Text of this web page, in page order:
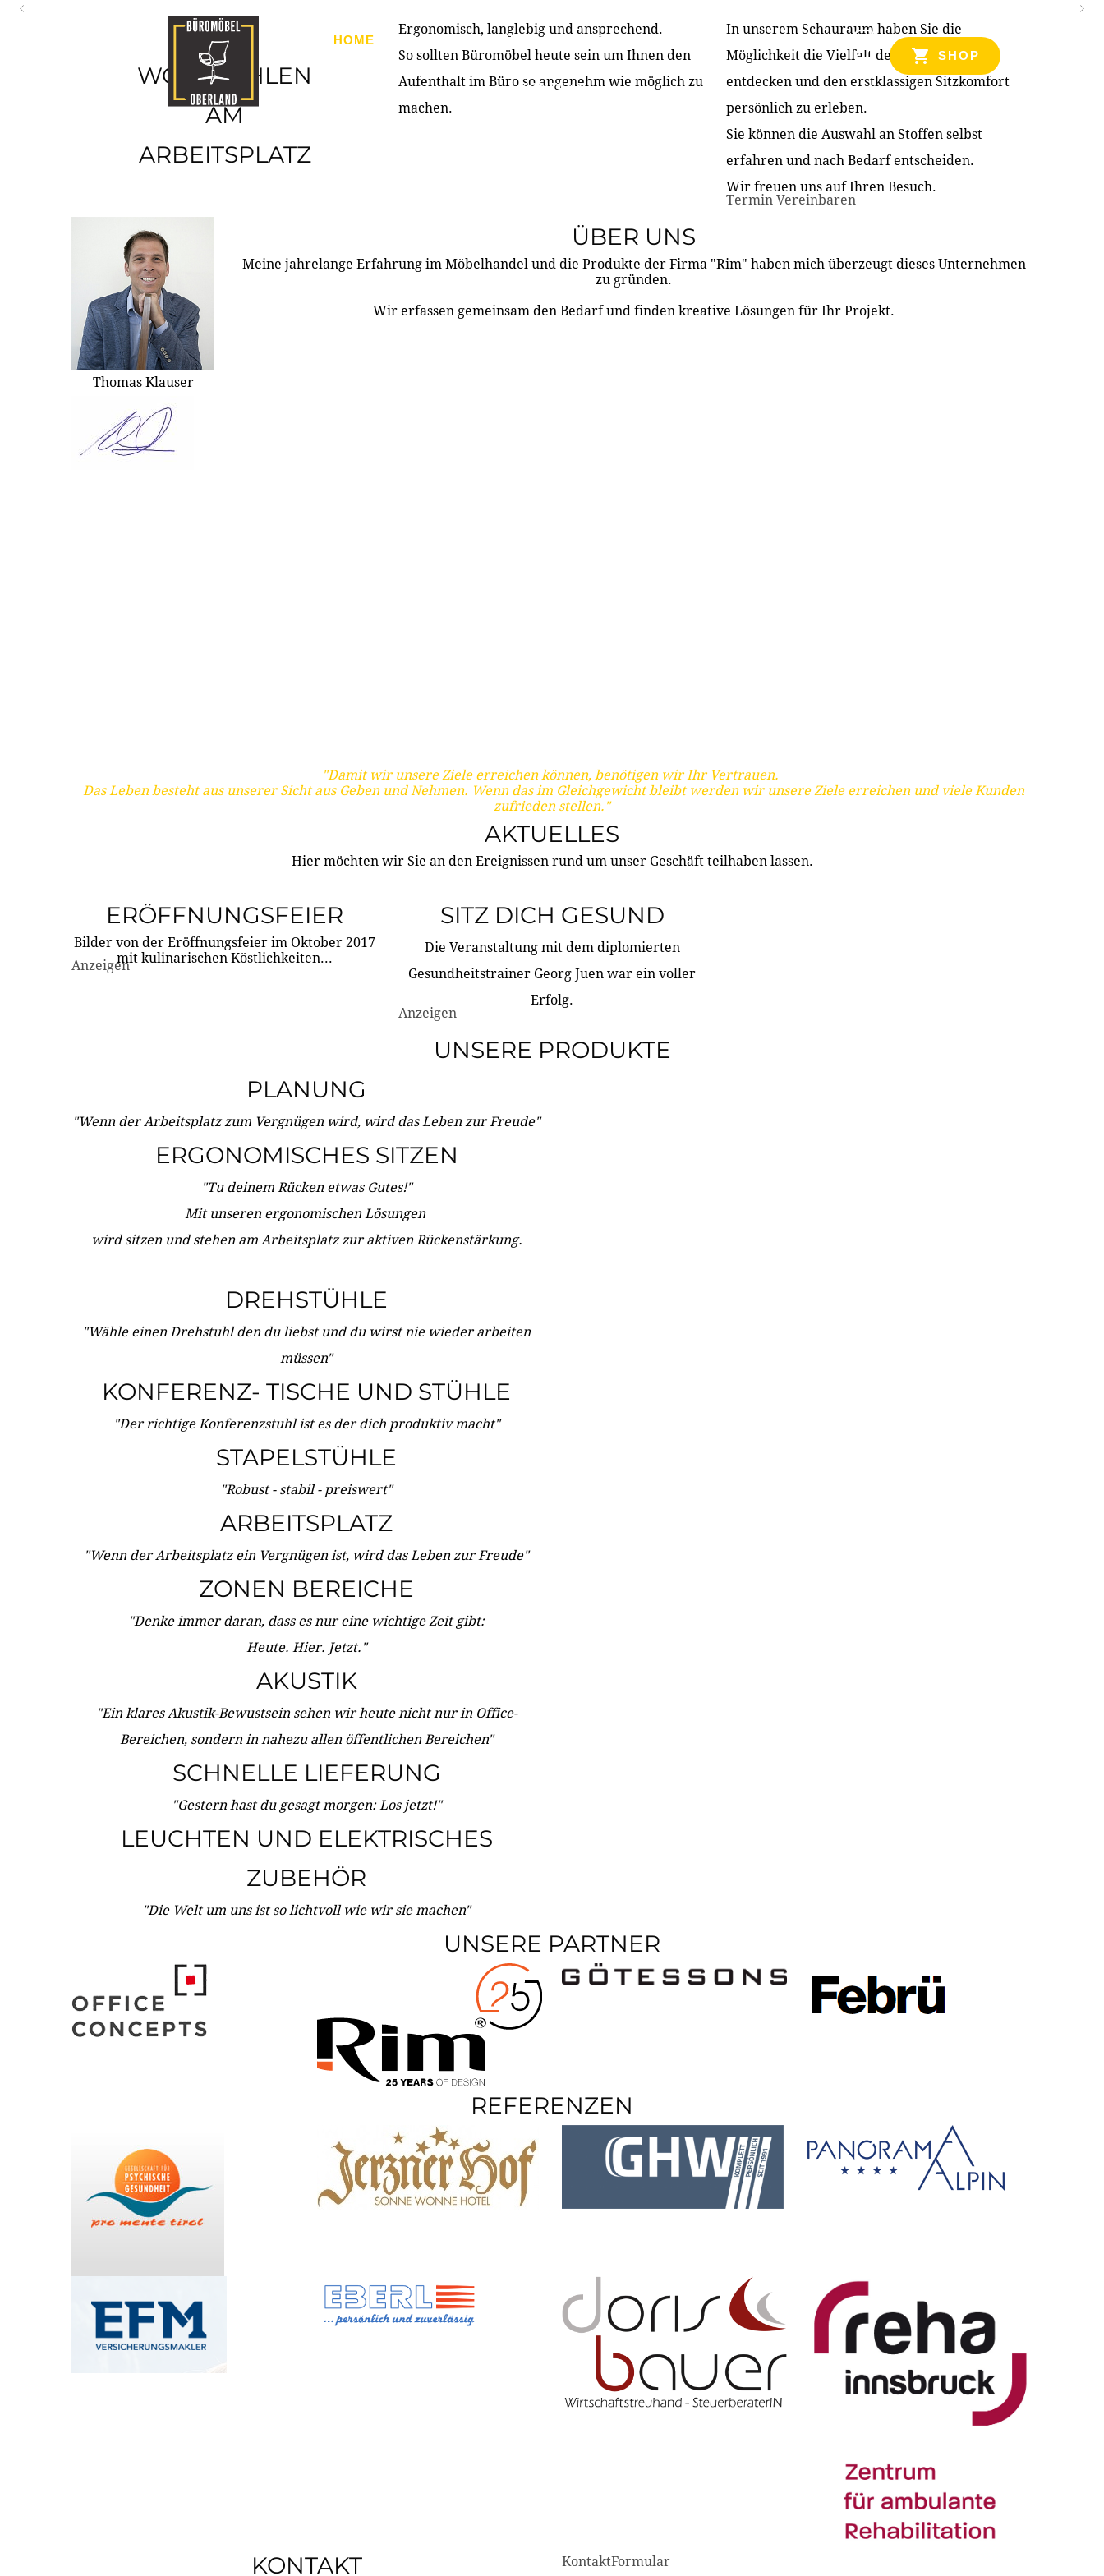
HOME PRODUKTE ÜBER UNS PARTNER & REFERENZEN
KONTAKT
SHOP
WOHLFÜHLEN
AM
ARBEITSPLATZ
Ergonomisch, langlebig und ansprechend.
So sollten Büromöbel heute sein um Ihnen den
Aufenthalt im Büro so angenehm wie möglich zu
machen.
In unserem Schauraum haben Sie die
Möglichkeit die Vielfalt der Produkte zu
entdecken und den erstklassigen Sitzkomfort
persönlich zu erleben.
Sie können die Auswahl an Stoffen selbst
erfahren und nach Bedarf entscheiden.
Wir freuen uns auf Ihren Besuch.
Termin Vereinbaren
Thomas Klauser
ÜBER UNS
Meine jahrelange Erfahrung im Möbelhandel und die Produkte der Firma "Rim" haben mich überzeugt dieses Unternehmen
zu gründen.
Wir erfassen gemeinsam den Bedarf und finden kreative Lösungen für Ihr Projekt.
"Damit wir unsere Ziele erreichen können, benötigen wir Ihr Vertrauen.
Das Leben besteht aus unserer Sicht aus Geben und Nehmen. Wenn das im Gleichgewicht bleibt werden wir unsere Ziele erreichen und viele Kunden
zufrieden stellen."
AKTUELLES
Hier möchten wir Sie an den Ereignissen rund um unser Geschäft teilhaben lassen.
ERÖFFNUNGSFEIER
Bilder von der Eröffnungsfeier im Oktober 2017
mit kulinarischen Köstlichkeiten...
Anzeigen
SITZ DICH GESUND
Die Veranstaltung mit dem diplomierten
Gesundheitstrainer Georg Juen war ein voller
Erfolg.
Anzeigen
UNSERE PRODUKTE
PLANUNG
"Wenn der Arbeitsplatz zum Vergnügen wird, wird das Leben zur Freude"
ERGONOMISCHES SITZEN
"Tu deinem Rücken etwas Gutes!"
Mit unseren ergonomischen Lösungen
wird sitzen und stehen am Arbeitsplatz zur aktiven Rückenstärkung.
DREHSTÜHLE
"Wähle einen Drehstuhl den du liebst und du wirst nie wieder arbeiten
müssen"
KONFERENZ- TISCHE UND STÜHLE
"Der richtige Konferenzstuhl ist es der dich produktiv macht"
STAPELSTÜHLE
"Robust - stabil - preiswert"
ARBEITSPLATZ
"Wenn der Arbeitsplatz ein Vergnügen ist, wird das Leben zur Freude"
ZONEN BEREICHE
"Denke immer daran, dass es nur eine wichtige Zeit gibt:
Heute. Hier. Jetzt."
AKUSTIK
"Ein klares Akustik-Bewustsein sehen wir heute nicht nur in Office-
Bereichen, sondern in nahezu allen öffentlichen Bereichen"
SCHNELLE LIEFERUNG
"Gestern hast du gesagt morgen: Los jetzt!"
LEUCHTEN UND ELEKTRISCHES
ZUBEHÖR
"Die Welt um uns ist so lichtvoll wie wir sie machen"
UNSERE PARTNER
REFERENZEN
KONTAKT KontaktFormular